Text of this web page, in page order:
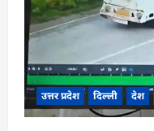
उत्तर प्रदेश दिल्ली देश